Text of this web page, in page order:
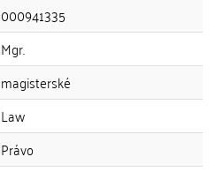
000941335
Mgr.
magisterské
Law
Právo